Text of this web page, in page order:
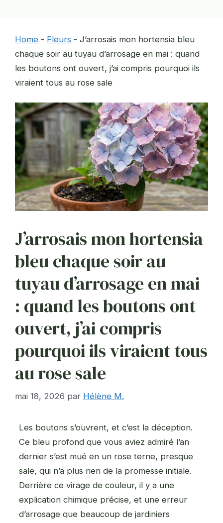
Home - Fleurs - J’arrosais mon hortensia bleu
chaque soir au tuyau d’arrosage en mai : quand
les boutons ont ouvert, j’ai compris pourquoi ils
viraient tous au rose sale
J’arrosais mon hortensia
bleu chaque soir au
tuyau d’arrosage en mai
: quand les boutons ont
ouvert, j’ai compris
pourquoi ils viraient tous
au rose sale
mai 18, 2026 par Hélène M.
Les boutons s’ouvrent, et c’est la déception.
Ce bleu profond que vous aviez admiré l’an
dernier s’est mué en un rose terne, presque
sale, qui n’a plus rien de la promesse initiale.
Derrière ce virage de couleur, il y a une
explication chimique précise, et une erreur
d’arrosage que beaucoup de jardiniers